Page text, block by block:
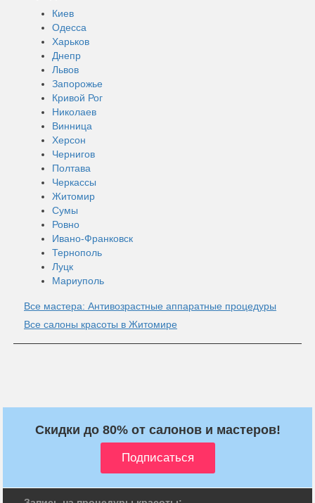
Киев
Одесса
Харьков
Днепр
Львов
Запорожье
Кривой Рог
Николаев
Винница
Херсон
Чернигов
Полтава
Черкассы
Житомир
Сумы
Ровно
Ивано-Франковск
Тернополь
Луцк
Мариуполь
Все мастера: Антивозрастные аппаратные процедуры
Все салоны красоты в Житомире
Скидки до 80% от салонов и мастеров!